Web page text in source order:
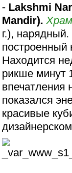
- Lakshmi
Mandir). Храм
г.),
Находится
рикше минут
впечатления
показался
красивые